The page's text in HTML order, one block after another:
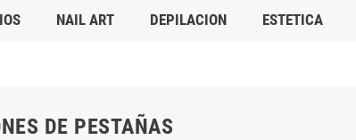
NAIL ART DEPILACION ESTETICA
DE PESTAÑAS